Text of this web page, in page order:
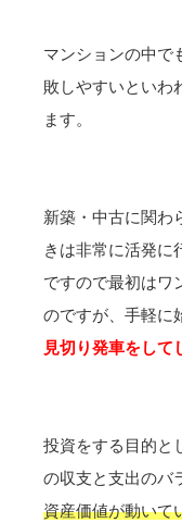
マンションの中で
敗しやすいといわ
ます。
新築・中古に関わ
きは非常に活発に
ですので最初はワ
のですが、手軽に
見切り発車をして
投資をする目的と
の収支と支出のバ
資産価値が動いて